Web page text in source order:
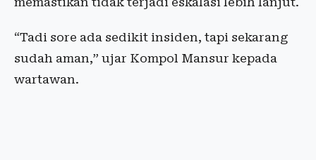
“Tadi sore ada sedikit insiden, tapi sekarang
sudah aman,” ujar Kompol Mansur kepada
wartawan.